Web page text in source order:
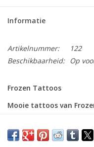
Informatie
Artikelnummer:
122
Beschikbaarheid:
Op
Frozen Tattoos
Mooie tattoos van
Afmeting 5 x 3 cm,